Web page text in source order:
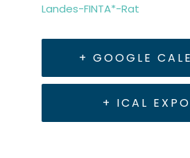
Landes-FINTA*-Rat
+ GOOGLE
+ ICAL